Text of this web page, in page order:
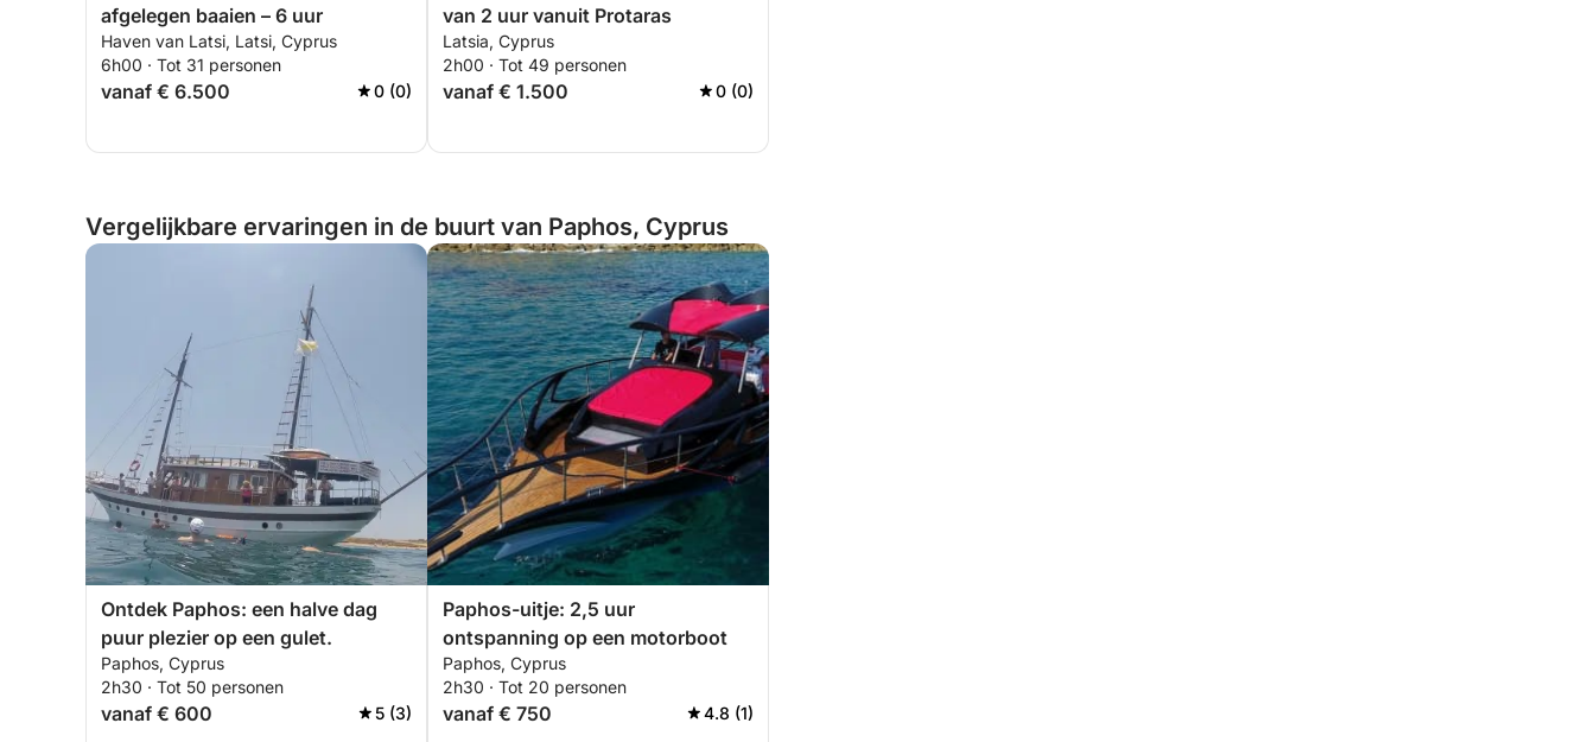
afgelegen baaien – 6 uur
Haven van Latsi, Latsi, Cyprus
6h00 · Tot 31 personen
vanaf € 6.500 0 (0)
van 2 uur vanuit Protaras
Latsia, Cyprus
2h00 · Tot 49 personen
vanaf € 1.500 0 (0)
Vergelijkbare ervaringen in de buurt van Paphos, Cyprus
Ontdek Paphos: een halve dag
puur plezier op een gulet.
Paphos, Cyprus
2h30 · Tot 50 personen
vanaf € 600 5 (3)
Paphos-uitje: 2,5 uur
ontspanning op een motorboot
Paphos, Cyprus
2h30 · Tot 20 personen
vanaf € 750 4.8 (1)